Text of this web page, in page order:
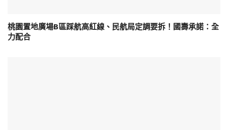
桃園置地廣場B區踩航高紅線、民航局定調要拆！國壽承諾：全
力配合